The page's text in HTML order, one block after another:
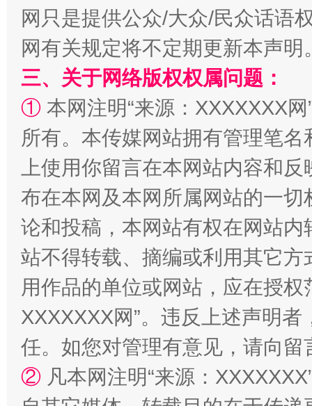
国家大学科技园优化重塑工作
扯下公款旅游的“隐身衣” 如何以
网只是提供公众/大众/民众话语
网有关规定将不定期更新本声明
三、关于网络版权权属问题：
① 本网注明“来源：XXXXXXX
所有。本传媒网站拥有管理笔
上使用你留言在本网站内容和
布在本网及本网所属网站的一
论和投稿，本网站有权在网站
站不得转载、摘编或利用其它
用作品的单位或网站，应在授
XXXXXXX网”。违反上述声明
任。如您对管理有意见，请向
② 凡本网注明“来源：